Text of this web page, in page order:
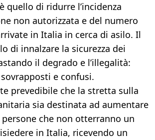
quello di ridurre l’incidenza
non autorizzata e del numero
in Italia in cerca di asilo. Il
di innalzare la sicurezza dei
il degrado e l’illegalità:
e confusi.
prevedibile che la stretta sulla
sia destinata ad aumentare
che non otterranno un
in Italia, ricevendo un